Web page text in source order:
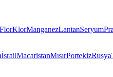
FlorKlorManganezLantanSeryum
İsrailMacaristanMısırPortekizRusya